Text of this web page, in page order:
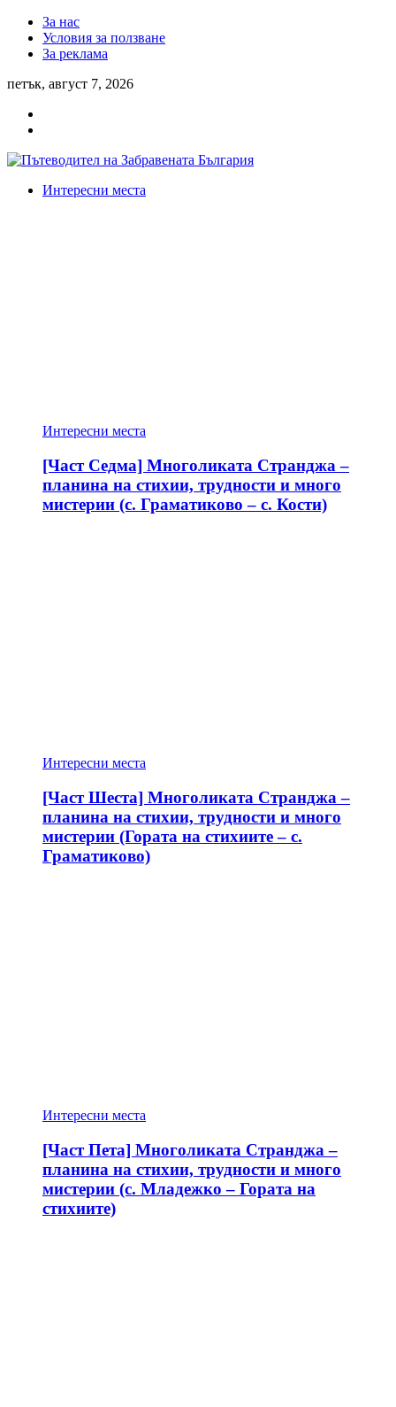
За нас
Условия за ползване
За реклама
петък, август 7, 2026
Интересни места
Интересни места
[Част Седма] Многоликата Странджа –
планина на стихии, трудности и много
мистерии (с. Граматиково – с. Кости)
Интересни места
[Част Шеста] Многоликата Странджа –
планина на стихии, трудности и много
мистерии (Гората на стихиите – с.
Граматиково)
Интересни места
[Част Пета] Многоликата Странджа –
планина на стихии, трудности и много
мистерии (с. Младежко – Гората на
стихиите)